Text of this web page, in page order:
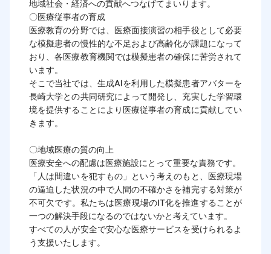
地域社会・経済への貢献へつなげてまいります。
〇医療従事者の育成
医療教育の分野では、医療面接演習の相手役として必要
な模擬患者の慢性的な不足および高齢化が課題になって
おり、各医療教育機関では模擬患者の確保に苦労されて
います。
そこで当社では、生成AIを利用した模擬患者アバターを
長崎大学との共同研究によって開発し、充実した学習環
境を提供することにより医療従事者の育成に貢献してい
きます。
〇地域医療の質の向上
医療安全への配慮は医療施設にとって重要な責務です。
「人は間違いを犯すもの」という考えのもと、医療現場
の逼迫した状況の中で人間の不確かさを補完する対策が
不可欠です。私たちは医療現場のIT化を推進することが
一つの解決手段になるのではないかと考えています。
すべての人が安全で安心な医療サービスを受けられるよ
う支援いたします。